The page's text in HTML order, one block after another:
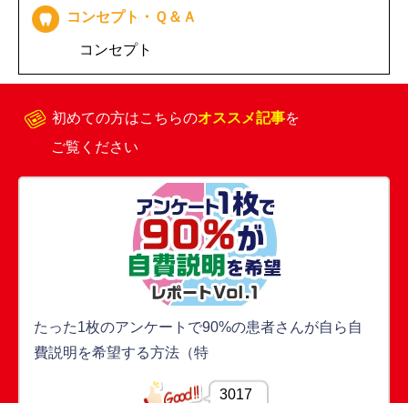
コンセプト・Ｑ＆Ａ
コンセプト
初めての方はこちらのオススメ記事を
ご覧ください
たった1枚のアンケートで90%の患者さんが自ら自
費説明を希望する方法（特
3017